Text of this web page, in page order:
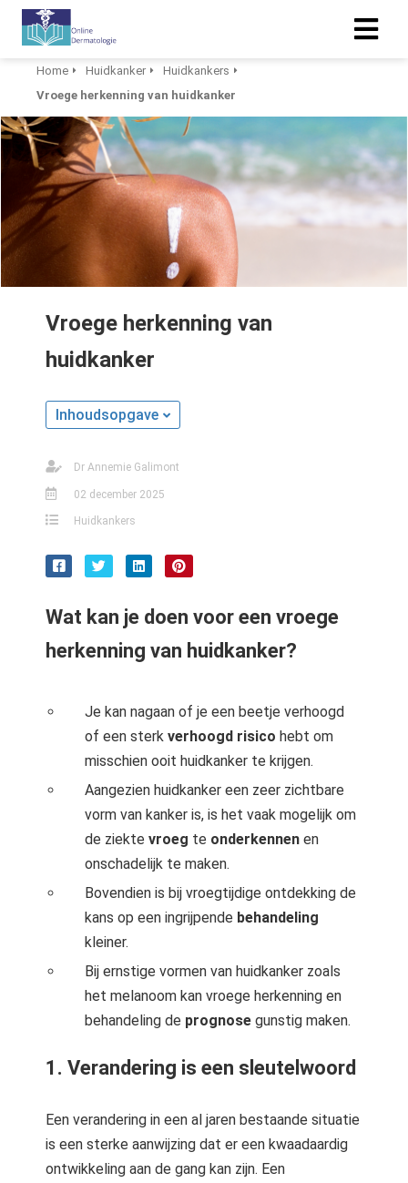
Home Huidkanker
Huidkankers
Vroege herkenning van huidkanker
Vroege herkenning van
huidkanker
Inhoudsopgave
Dr Annemie Galimont
02 december 2025
Huidkankers
Wat kan je doen voor een vroege
herkenning van huidkanker?
Je kan nagaan of je een beetje verhoogd
of een sterkverhoogd risico hebt om
misschien ooit huidkanker te krijgen.
Aangezien huidkanker een zeer zichtbare
vorm van kanker is, is het vaak mogelijk om
de ziektevroeg te onderkennen en
onschadelijk te maken.
Bovendien is bij vroegtijdige ontdekking de
kans op een ingrijpende behandeling
kleiner.
Bij ernstige vormen van huidkanker zoals
het melanoom kan vroege herkenning en
behandeling de prognose gunstig maken.
1. Verandering is een sleutelwoord
Een verandering in een al jaren bestaande situatie
is een sterke aanwijzing dat er een kwaadaardig
ontwikkeling aan de gang kan zijn. Een